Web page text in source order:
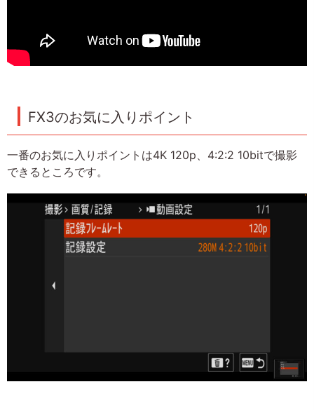
FX3のお気に入りポイント
一番のお気に入りポイントは4K 120p、4:2:2 10bitで撮影
できるところです。